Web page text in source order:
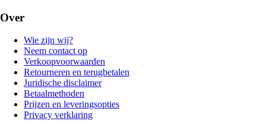
Over
Wie zijn wij?
Neem contact op
Verkoopvoorwaarden
Retourneren en terugbetalen
Juridische disclaimer
Betaalmethoden
Prijzen en leveringsopties
Privacy verklaring